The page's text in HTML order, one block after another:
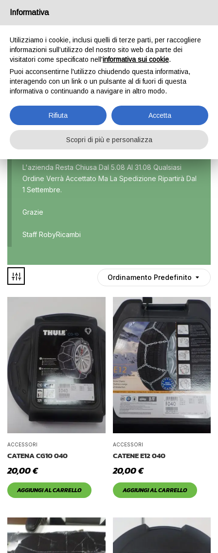
NEMO
Home Prodotti taggati “Nemo”
Marca
Modello
Auto usate
Culla
Maniglie
Noleggio
Parti meccaniche
Ponte
Spray
Deghiacciante
Disponibile
In offerta
L'azienda Resta Chiusa Dal 5.08 Al 31.08 Qualsiasi
Ordine Verrà Accettato Ma La Spedizione Ripartirà Dal
1 Settembre.
Grazie
Staff RobyRicambi
Ordinamento Predefinito
ACCESSORI
CATENA CG10 040
20,00€
AGGIUNGI AL CARRELLO
ACCESSORI
CATENE E12 040
20,00€
AGGIUNGI AL CARRELLO
Informativa
Utilizziamo i cookie, inclusi quelli di terze parti, per raccogliere
informazioni sull’utilizzo del nostro sito web da parte dei
visitatori come specificato nell'informativa sui cookie.
Puoi acconsentirne l'utilizzo chiudendo questa informativa,
interagendo con un link o un pulsante al di fuori di questa
informativa o continuando a navigare in altro modo.
Rifiuta Accetta
Scopri di più e personalizza